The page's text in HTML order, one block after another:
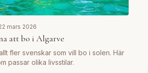
mars 2026
att bo i Algarve
fler svenskar som vill bo i solen. Här
passar olika livsstilar.